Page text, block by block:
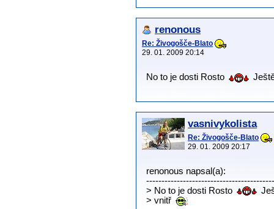
renonous
Re: Živogošče-Blato
29. 01. 2009 20:14
No to je dosti Rosto
vasnivykolista
Re: Živogošče-Blato
29. 01. 2009 20:17
renonous napsal(a):
> No to je dosti Rosto
> vnitř